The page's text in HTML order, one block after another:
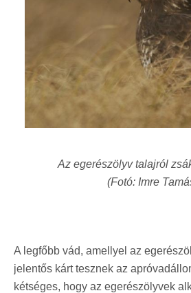
Az egerészölyv talajról
(Fotó: Imre
A legfőbb vád, amellyel az
jelentős kárt tesznek az
kétséges, hogy az egerészölyvek